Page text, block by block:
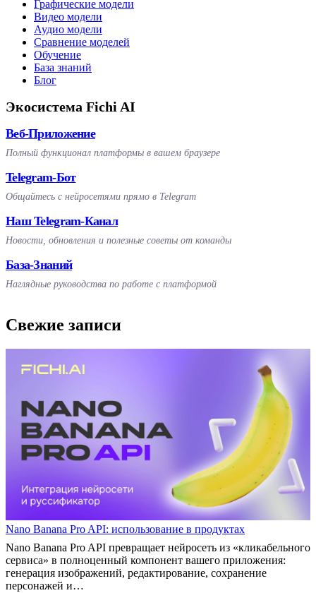
Графические модели
Видео модели
Аудио модели
Сравнение моделей
Обучение
База знаний
Блог
Экосистема Fichi AI
Веб-Приложение
Полный функционал платформы в вашем браузере
Telegram-Бот
Общайтесь с нейросетями прямо в Telegram
Наш Telegram-Канал
Новости, обновления и полезные советы от команды
База-Знаний
Наглядные руководства по работе с платформой
Свежие записи
Nano Banana Pro API: использование в продуктах
Nano Banana Pro API превращает нейросеть из «кликабельного
сервиса» в полноценный компонент вашего приложения:
генерация изображений, редактирование, сохранение
персонажей и…